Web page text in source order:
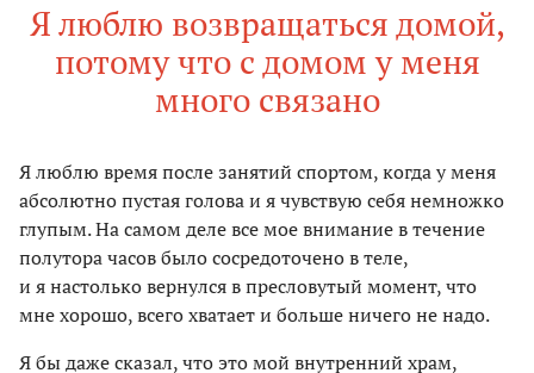
Я люблю возвращаться домой,
потому что с домом у меня
много связано
Я люблю время после занятий спортом, когда у меня
абсолютно пустая голова и я чувствую себя немножко
глупым. На самом деле все мое внимание в течение
полутора часов было сосредоточено в теле,
и я настолько вернулся в пресловутый момент, что
мне хорошо, всего хватает и больше ничего не надо.
Я бы даже сказал, что это мой внутренний храм,